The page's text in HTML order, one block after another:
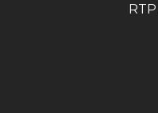
ميزتها الأساسية التي تتمثل في مضاعفاتها التي تصل إلى x2000 وبمستوى RTP